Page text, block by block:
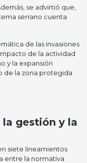
se advirtió que,
serrano cuenta
de las invasiones
de la actividad
y la expansión
de la zona protegida
gestión y la
siete lineamientos
entre la normativa